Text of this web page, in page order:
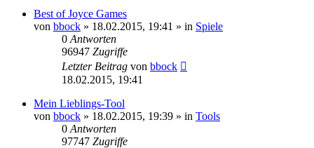
Best of Joyce Games
von bbock » 18.02.2015, 19:41 » in Spiele
0 Antworten
96947 Zugriffe
Letzter Beitrag von bbock
18.02.2015, 19:41
Mein Lieblings-Tool
von bbock » 18.02.2015, 19:39 » in Tools
0 Antworten
97747 Zugriffe